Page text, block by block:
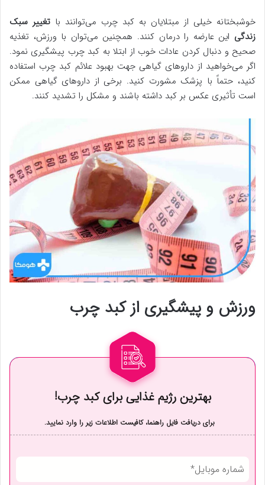
خوشبختانه خیلی از مبتلایان به کبد چرب می‌توانند با تغییر سبک
زندگی این عارضه را درمان کنند. همچنین می‌توان با ورزش، تغذیه
صحیح و دنبال کردن عادات خوب از ابتلا به کبد چرب پیشگیری نمود.
اگر می‌خواهید از داروهای گیاهی جهت بهبود علائم کبد چرب استفاده
کنید، حتماً با پزشک مشورت کنید. برخی از داروهای گیاهی ممکن
است تأثیری عکس بر کبد داشته باشند و مشکل را تشدید کنند.
ورزش و پیشگیری از کبد چرب
بهترین رژیم غذایی برای کبد چرب!
برای دریافت فایل راهنما، کافیست اطلاعات زیر را وارد نمایید.